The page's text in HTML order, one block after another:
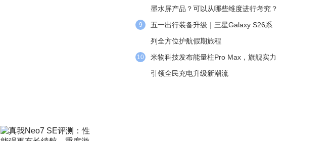
墨水屏产品？可以从哪些维度进行考究？
9
五一出行装备升级｜三星Galaxy S26系
列全方位护航假期旅程
10
米物科技发布能量柱Pro Max，旗舰实力
引领全民充电升级新潮流